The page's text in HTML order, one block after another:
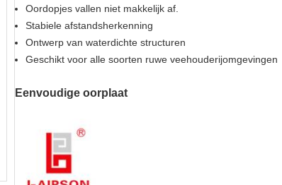
Oordopjes vallen niet makkelijk af.
Stabiele afstandsherkenning
Ontwerp van waterdichte structuren
Geschikt voor alle soorten ruwe veehouderijomgevingen
Eenvoudige oorplaat